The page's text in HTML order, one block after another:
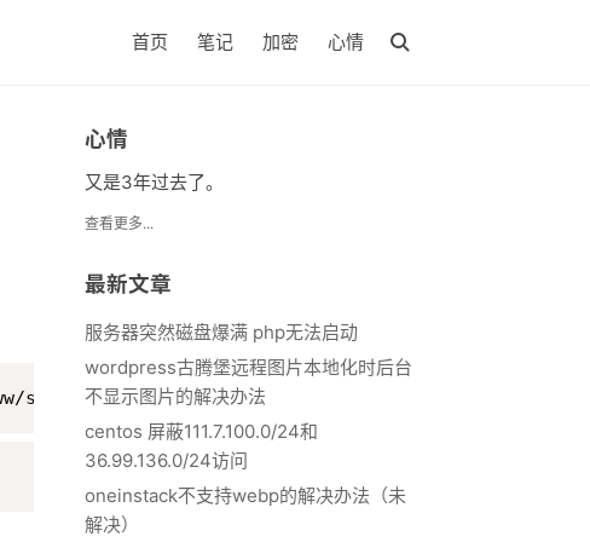
首页 笔记 加密 心情
server/panel/BTPanel/static/js/index.js
心情
又是3年过去了。
查看更多...
最新文章
服务器突然磁盘爆满 php无法启动
wordpress古腾堡远程图片本地化时后台
不显示图片的解决办法
centos 屏蔽111.7.100.0/24和
36.99.136.0/24访问
oneinstack不支持webp的解决办法（未
解决）